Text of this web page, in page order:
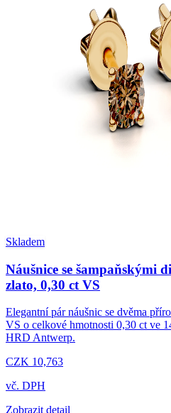
Skladem
Náušnice se šampaňskými
zlato, 0,30 ct VS
Elegantní pár náušnic se dvěma
VS o celkové hmotnosti 0,30 ct ve
HRD Antwerp.
CZK 10,763
vč. DPH
Zobrazit detail